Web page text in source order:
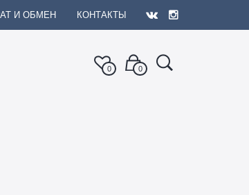
И ОБМЕН КОНТАКТЫ
0 0